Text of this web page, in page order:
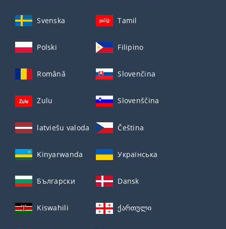
Svenska Tamil
Polski Filipino
Română Slovenčina
Zulu Slovenščina
latviešu valoda Čeština
Kinyarwanda Українська
Български Dansk
Kiswahili ქართული